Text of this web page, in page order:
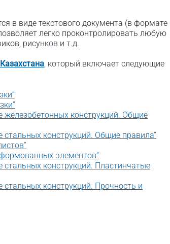
в виде текстового документа (в формате
легко проконтролировать любую
рисунков и т.д.
, который включает следующие
железобетонных конструкций. Общие
стальных конструкций. Общие правила”
элементов”
стальных конструкций. Пластинчатые
конструкций. Прочность и